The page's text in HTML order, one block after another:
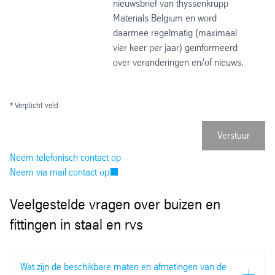
nieuwsbrief van thyssenkrupp
Materials Belgium en word
daarmee regelmatig (maximaal
vier keer per jaar) geïnformeerd
over veranderingen en/of nieuws.
* Verplicht veld
Verstuur
Neem telefonisch contact op
Neem via mail contact op
Veelgestelde vragen over buizen en
fittingen in staal en rvs
Wat zijn de beschikbare maten en afmetingen van de